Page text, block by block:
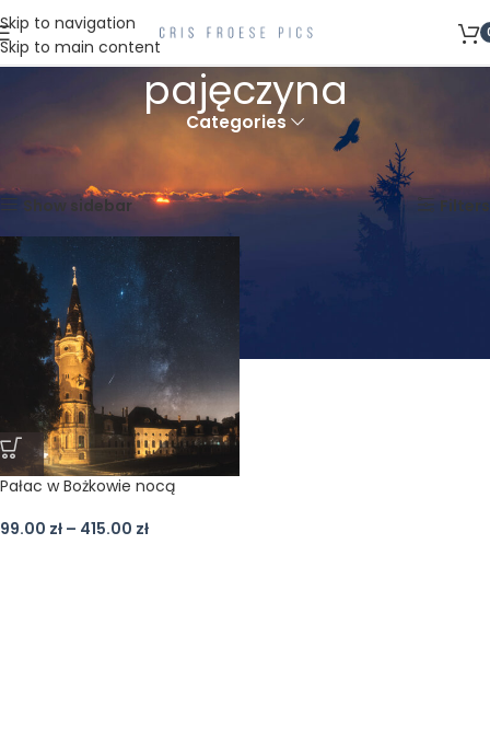
Skip to navigation
Skip to main content
pajęczyna
Categories
Strona główna
Produkty oznaczone “pajęczyna”
Show sidebar
Filters
Pałac w Bożkowie nocą
99.00 zł – 415.00 zł